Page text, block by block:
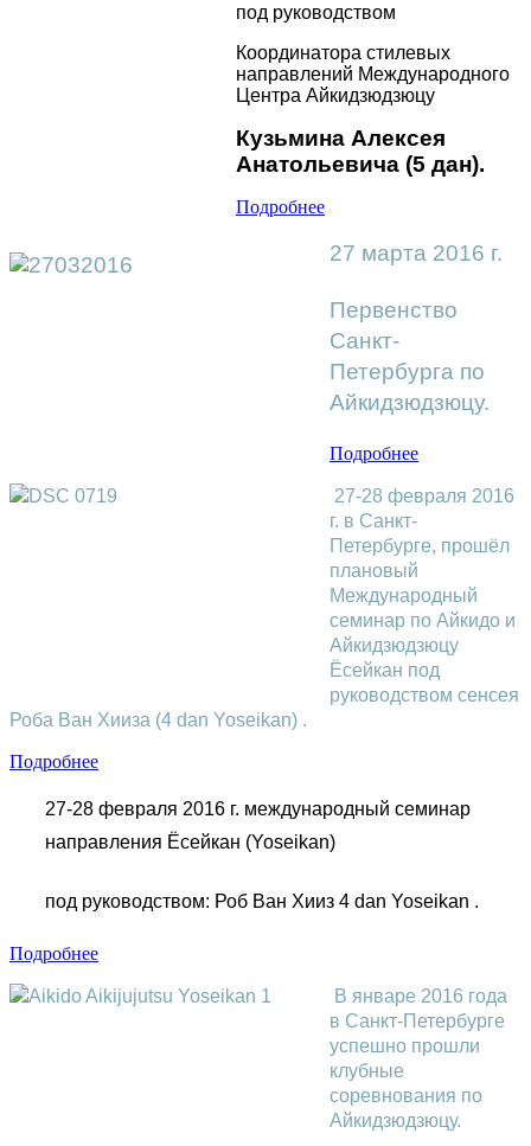
под руководством
Координатора стилевых
направлений Международного
Центра Айкидзюдзюцу
Кузьмина Алексея
Анатольевича (5 дан).
Подробнее
27 марта 2016 г.
Первенство
Санкт-
Петербурга по
Айкидзюдзюцу.
Подробнее
27-28 февраля 2016
г. в Санкт-
Петербурге, прошёл
плановый
Международный
семинар по Айкидо и
Айкидзюдзюцу
Ёсейкан под
руководством сенсея
Роба Ван Хииза (4 dan Yoseikan) .
Подробнее
27-28 февраля 2016 г. международный семинар
направления Ёсейкан (Yoseikan)
под руководством: Роб Ван Хииз 4 dan Yoseikan .
Подробнее
В январе 2016 года
в Санкт-Петербурге
успешно прошли
клубные
соревнования по
Айкидзюдзюцу.